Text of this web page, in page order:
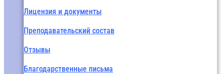
Лицензия и документы
Преподавательский состав
Отзывы
Благодарственные письма